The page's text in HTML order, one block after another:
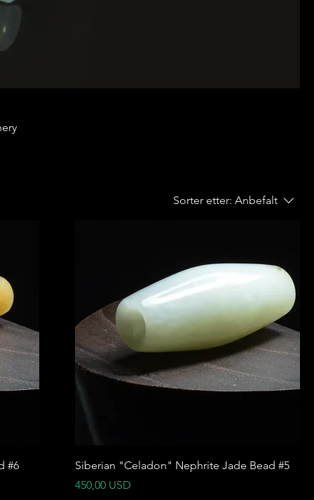
Sorter etter: Anbefalt
#6
Siberian "Celadon" Nephrite Jade Bead #5
Pris
450,00 USD